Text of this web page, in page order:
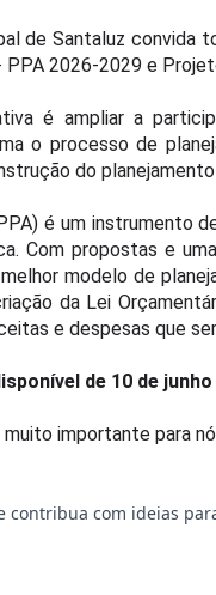
de Santaluz convida
PPA 2026-2029 e
é ampliar a
o processo de
do planejamento
é um instrumento
Com propostas e
modelo de
da Lei
e despesas que
de 10 de
importante para
contribua com ideias